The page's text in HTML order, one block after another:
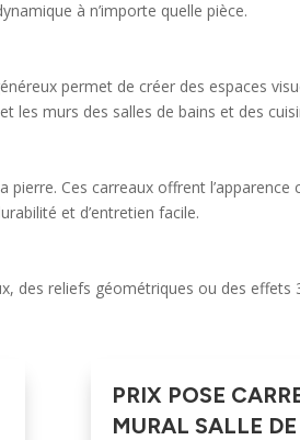
à n’importe quelle pièce.
permet de créer des espaces
les murs des salles de bains et des
Ces carreaux offrent l’apparence
et d’entretien facile.
des reliefs géométriques ou des effets
PRIX POSE
MURAL SALLE